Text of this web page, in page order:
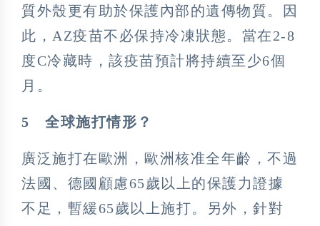
質外殼更有助於保護內部的遺傳物質。因
此，AZ疫苗不必保持冷凍狀態。當在2-8
度C冷藏時，該疫苗預計將持續至少6個
月。
5 全球施打情形？
廣泛施打在歐洲，歐洲核准全年齡，不過
法國、德國顧慮65歲以上的保護力證據
不足，暫緩65歲以上施打。另外，針對